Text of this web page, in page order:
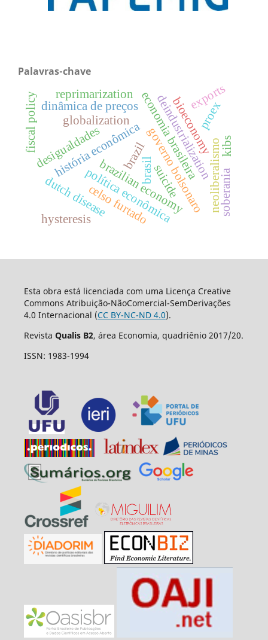
Palavras-chave
governo bolsonaro
história econômicaeconomia brasileira
deindustrialization
globalization
brazilian economy
política econômica neoliberalismo
desigualdades
soberania
brasil
dinâmica de preços
celso furtado
reprimarization
bioeconomy
dutch disease
brazil
suicide
fiscal policy
hysteresis
exports
proex
kibs
Esta obra está licenciada com uma Licença Creative
Commons Atribuição-NãoComercial-SemDerivações
4.0 Internacional (CC BY-NC-ND 4.0).
Revista Qualis B2, área Economia, quadriênio 2017/20.
ISSN: 1983-1994